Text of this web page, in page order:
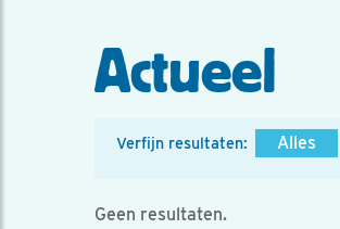
Actueel
Verfijn resultaten: Alles
Geen resultaten.